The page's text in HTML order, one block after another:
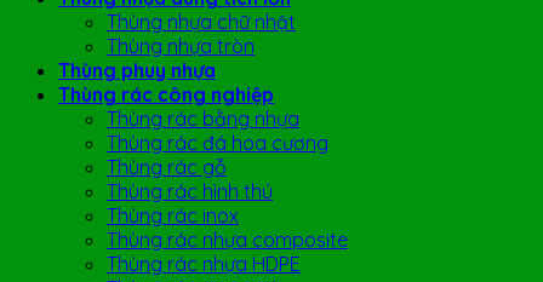
Thùng nhựa chữ nhật
Thùng nhựa tròn
Thùng phuy nhựa
Thùng rác công nghiệp
Thùng rác bằng nhựa
Thùng rác đá hoa cương
Thùng rác gỗ
Thùng rác hình thú
Thùng rác inox
Thùng rác nhựa composite
Thùng rác nhựa HDPE